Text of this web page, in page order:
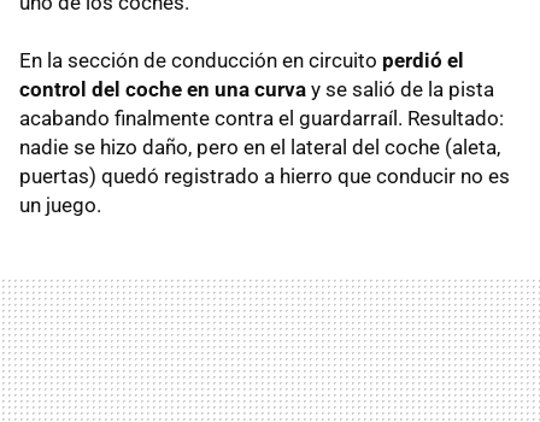
En la sección de conducción en circuito perdió el
control del coche en una curva y se salió de la pista
acabando finalmente contra el guardarraíl. Resultado:
nadie se hizo daño, pero en el lateral del coche (aleta,
puertas) quedó registrado a hierro que conducir no es
un juego.